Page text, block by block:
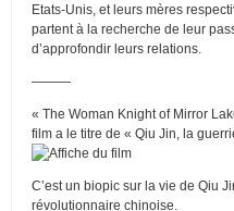
Etats-Unis, et leurs mères
partent à la recherche de leur
d’approfondir leurs relations.
———
« The Woman Knight of Mirror
film a le titre de « Qiu Jin, la
C’est un biopic sur la vie de Qiu
révolutionnaire chinoise.